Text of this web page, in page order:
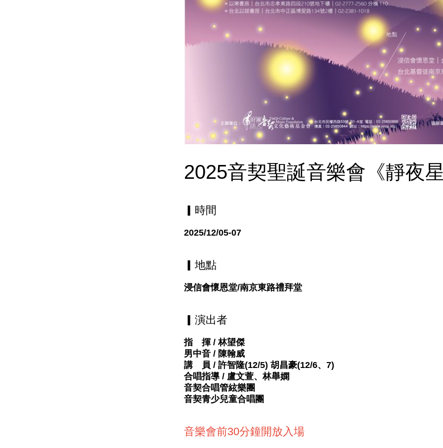
2025音契聖誕音樂會《靜夜
▎時間
2025/12/05-07
▎地點
浸信會懷恩堂/南京東路禮拜堂
▎演出者
指 揮 / 林望傑
男中音 / 陳翰威
講 員 / 許智隆(12/5) 胡昌豪(12/6、7)
合唱指導 / 盧文萱、林舉嫻
音契合唱管絃樂團
音契青少兒童合唱團
音樂會前30分鐘開放入場